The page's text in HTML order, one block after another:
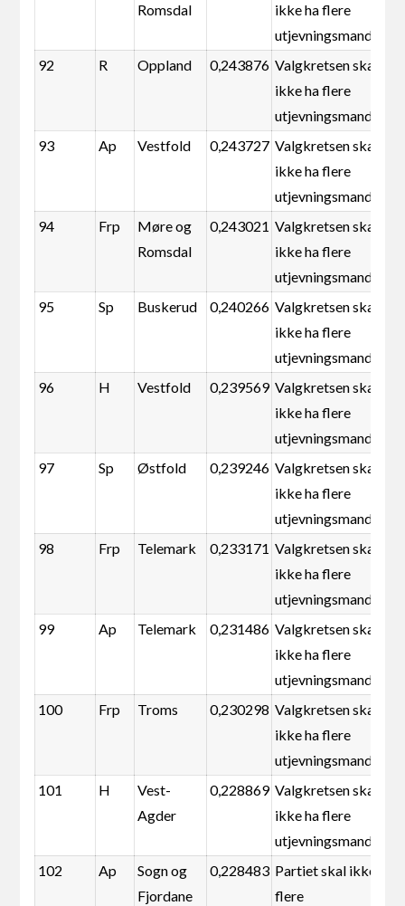
Romsdal
ikke ha flere
utjevningsmandater
92
R Oppland 0,243876 Valgkretsen skal
ikke ha flere
utjevningsmandater
93
Ap Vestfold 0,243727 Valgkretsen skal
ikke ha flere
utjevningsmandater
94
Frp
Møre og
Romsdal
0,243021 Valgkretsen skal
ikke ha flere
utjevningsmandater
95
Sp Buskerud 0,240266 Valgkretsen skal
ikke ha flere
utjevningsmandater
96
H Vestfold 0,239569 Valgkretsen skal
ikke ha flere
utjevningsmandater
97
Sp Østfold 0,239246 Valgkretsen skal
ikke ha flere
utjevningsmandater
98
Frp Telemark 0,233171 Valgkretsen skal
ikke ha flere
utjevningsmandater
99
Ap Telemark 0,231486 Valgkretsen skal
ikke ha flere
utjevningsmandater
100
Frp Troms 0,230298 Valgkretsen skal
ikke ha flere
utjevningsmandater
101
H
Vest-
Agder
0,228869 Valgkretsen skal
ikke ha flere
utjevningsmandater
102
Ap
Sogn og
Fjordane
0,228483 Partiet skal ikke ha
flere